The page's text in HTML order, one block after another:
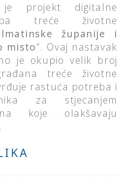
projekt digitalne
treće životne
županije i
misto“. Ovaj nastavak
je okupio velik broj
treće životne
rastuća potreba i
za stjecanjem
koje olakšavaju